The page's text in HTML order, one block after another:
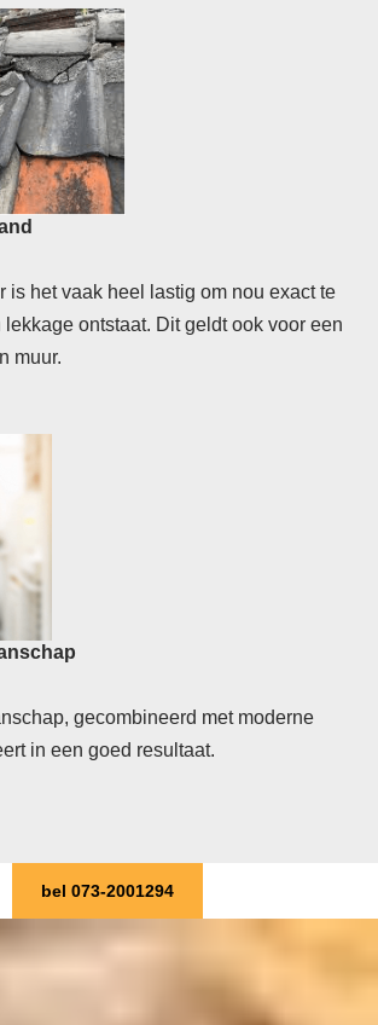
is het vaak heel lastig om nou exact te
ontstaat. Dit geldt ook voor een
muur.
gecombineerd met moderne
in een goed resultaat.
bel 073-2001294